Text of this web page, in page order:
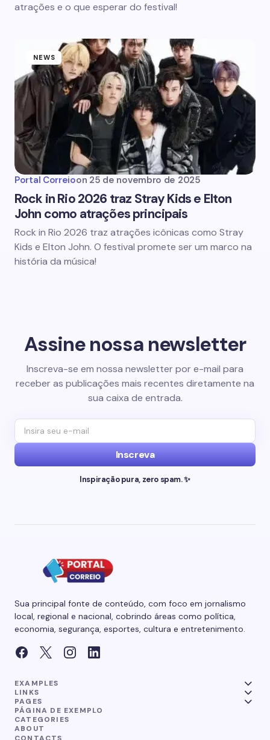
atrações e o que esperar do festival!
NEWS
Portal Correioon 25 de novembro de 2025
Rock in Rio 2026 traz Stray Kids e Elton
John como atrações principais
Rock in Rio 2026 traz atrações icônicas como Stray
Kids e Elton John. O festival promete ser um marco na
história da música!
Assine nossa newsletter
Inscreva-se em nossa newsletter por e-mail para
receber as publicações mais recentes diretamente na
sua caixa de entrada.
Inscreva
Inspiração pura, zero spam. ✨
Sua principal fonte de conteúdo, com foco em jornalismo
local, regional e nacional, cobrindo áreas como política,
economia, segurança, esportes, cultura e entretenimento.
EXAMPLES
LINKS
PAGES
PÁGINA DE EXEMPLO
CATEGORIES
ABOUT
CONTACTS